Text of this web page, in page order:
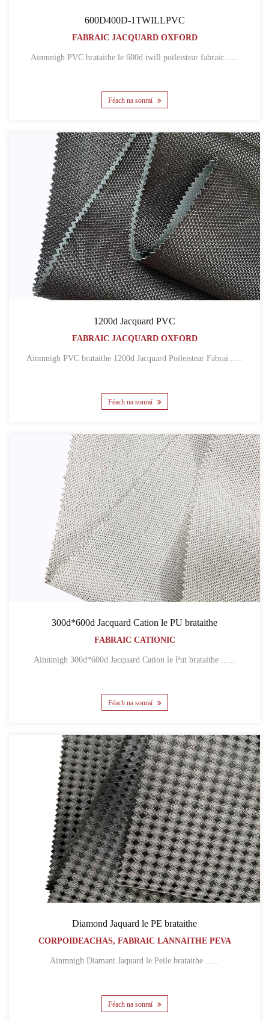
600D400D-1TWILLPVC
FABRAIC JACQUARD OXFORD
Ainmnigh PVC brataithe le 600d twill poileistear fabraic......
Féach na sonraí
1200d Jacquard PVC
FABRAIC JACQUARD OXFORD
Ainmnigh PVC brataithe 1200d Jacquard Poileistear Fabrai......
Féach na sonraí
300d*600d Jacquard Cation le PU brataithe
FABRAIC CATIONIC
Féach na sonraí
Diamond Jaquard le PE brataithe
CORPOIDEACHAS, FABRAIC LANNAITHE PEVA
Ainmnigh Diamant Jaquard le Peile brataithe ......
Féach na sonraí